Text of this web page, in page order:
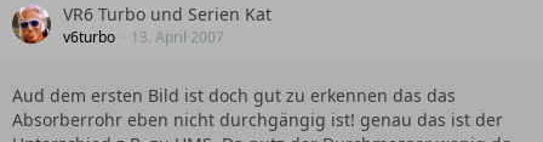
VR6 Turbo und Serien Kat
v6turbo 13. April 2007
Aud dem ersten Bild ist doch gut zu erkennen das das
Absorberrohr eben nicht durchgängig ist! genau das ist der